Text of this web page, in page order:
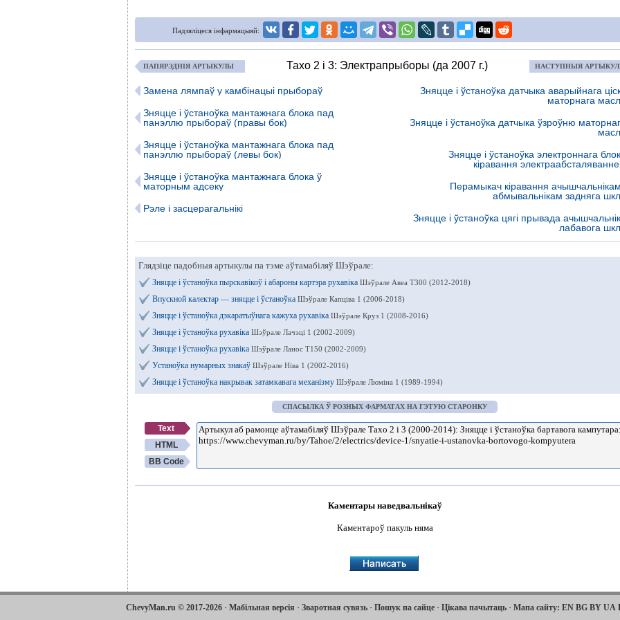
Падзяліцеся інфармацыяй:
ПАПЯРЭДНІЯ АРТЫКУЛЫ Тахо 2 і 3: Электрапрыборы (да 2007 г.) НАСТУПНЫЯ
Замена лямпаў у камбінацыі прыбораў
Зняцце і ўстаноўка мантажнага блока пад
панэллю прыбораў (правы бок)
Зняцце і ўстаноўка мантажнага блока пад
панэллю прыбораў (левы бок)
Зняцце і ўстаноўка мантажнага блока ў
маторным адсеку
Рэле і засцерагальнікі
Зняцце і ўстаноўка датчыка аварыйнага
маторнага
Зняцце і ўстаноўка датчыка ўзроўню
Зняцце і ўстаноўка электроннага
кіравання
Перамыкач кіравання
абмывальнікам задняга
Зняцце і ўстаноўка цягі прывада
лабавога
Глядзіце падобныя артыкулы па тэме аўтамабіляў Шэўрале:
Зняцце і ўстаноўка пырскавікоў і абароны картэра рухавіка Шэўрале Авеа Т300 (2012-2018)
Впускной калектар — зняцце і ўстаноўка Шэўрале Капціва 1 (2006-2018)
Зняцце і ўстаноўка дэкаратыўнага кажуха рухавіка Шэўрале Круз 1 (2008-2016)
Зняцце і ўстаноўка рухавіка Шэўрале Лачэці 1 (2002-2009)
Зняцце і ўстаноўка рухавіка Шэўрале Ланос Т150 (2002-2009)
Устаноўка нумарных знакаў Шэўрале Ніва 1 (2002-2016)
Зняцце і ўстаноўка накрывак затамкавага механізму Шэўрале Люміна 1 (1989-1994)
СПАСЫЛКА Ў РОЗНЫХ ФАРМАТАХ НА ГЭТУЮ СТАРОНКУ
Text
HTML
BB Code
Каментары наведвальнікаў
Каментароў пакуль няма
ChevyMan.ru © 2017-2026 · Мабільная версія · Зваротная сувязь · Пошук па сайце · Цікава пачытаць · Мапа сайту: EN BG BY UA